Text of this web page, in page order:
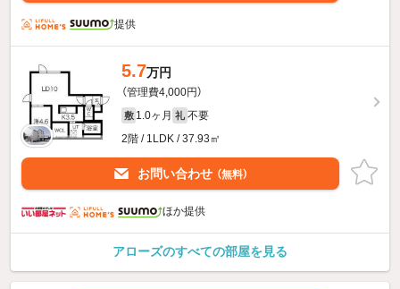
提供
5.7万円
（管理費4,000円）
敷 1.0ヶ月 礼 不要
2階 / 1LDK / 37.93㎡
お問い合わせ （無料）
ほか提供
アローズのすべての部屋を見る